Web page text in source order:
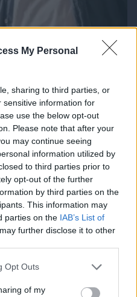
My Personal
sharing to third parties, or
sensitive information for
use the below opt-out
Please note that after your
may continue seeing
information utilized by
to third parties prior to
opt-out of the further
by third parties on the
This information may
parties on the IAB’s List of
further disclose it to other
uses one or more Google
behaviour. You may click to
Opt Outs
of my
Το απλό τεστ που
θανάτους – Το